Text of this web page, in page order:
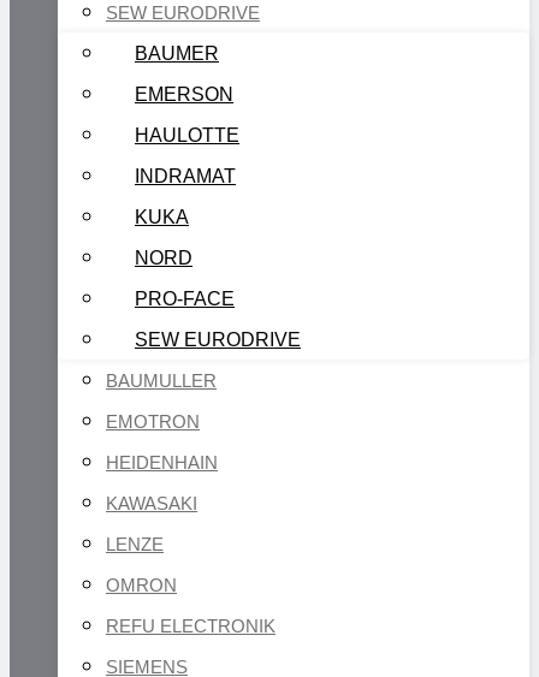
SEW EURODRIVE
BAUMER
EMERSON
HAULOTTE
INDRAMAT
KUKA
NORD
PRO-FACE
SEW EURODRIVE
BAUMULLER
EMOTRON
HEIDENHAIN
KAWASAKI
LENZE
OMRON
REFU ELECTRONIK
SIEMENS